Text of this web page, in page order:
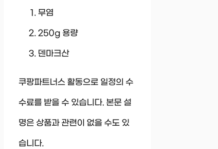
무염
250g 용량
덴마크산
쿠팡파트너스 활동으로 일정의 수
수료를 받을 수 있습니다. 본문 설
명은 상품과 관련이 없을 수도 있
습니다.